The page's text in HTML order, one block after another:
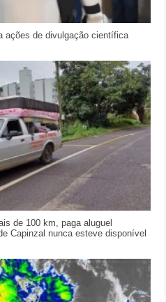
ações de divulgação científica
de 100 km, paga aluguel
Capinzal nunca esteve disponível